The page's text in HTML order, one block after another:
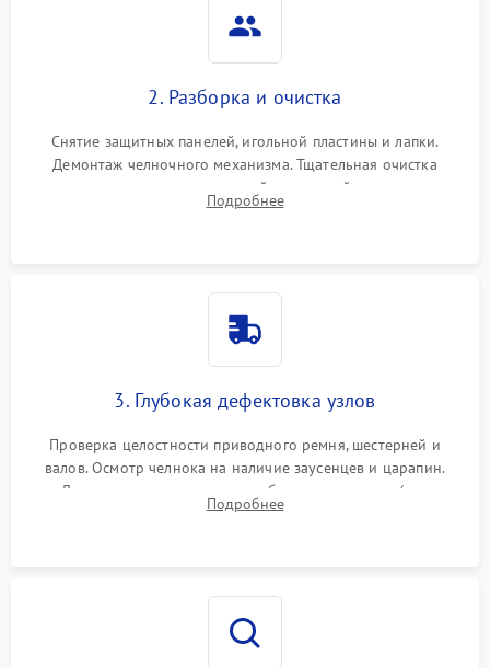
2. Разборка и очистка
Снятие защитных панелей, игольной пластины и лапки.
Демонтаж челночного механизма. Тщательная очистка
внутренних узлов от скопившейся тканевой пыли, очесов,
остатков старой смазки и обрывков нитей с помощью
Подробнее
3. Глубокая дефектовка узлов
Проверка целостности приводного ремня, шестерней и
валов. Осмотр челнока на наличие заусенцев и царапин.
Диагностика электромотора, блока управления (для
компьютерных машин), нитевдевателя и механизма
Подробнее